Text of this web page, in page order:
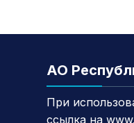
АО
При
ссылка на